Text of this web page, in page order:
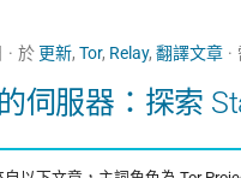
於 更新, Tor, Relay, 翻譯文章
伺服器：探索